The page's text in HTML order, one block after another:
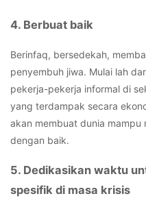
4. Berbuat baik
Berinfaq, bersedekah,
penyembuh jiwa. Mulai lah
pekerja-pekerja informal di
yang terdampak secara
akan membuat dunia mampu
dengan baik.
5. Dedikasikan waktu
spesifik di masa krisis